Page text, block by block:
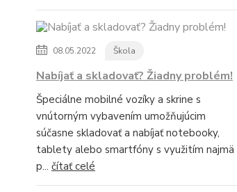
08.05.2022 Škola
Nabíjať a skladovať? Žiadny problém!
Špeciálne mobilné vozíky a skrine s
vnútorným vybavením umožňujúcim
súčasne skladovať a nabíjať notebooky,
tablety alebo smartfóny s využitím najmä
p... čítať celé